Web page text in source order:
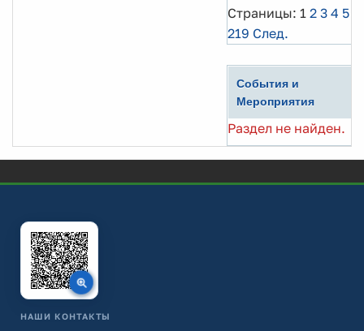
Страницы: 1 2 3 4 5
219 След.
События и
Мероприятия
Раздел не найден.
НАШИ КОНТАКТЫ